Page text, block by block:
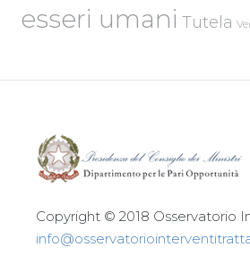
esseri umani Tutela
Copyright © 2018 Osservatorio